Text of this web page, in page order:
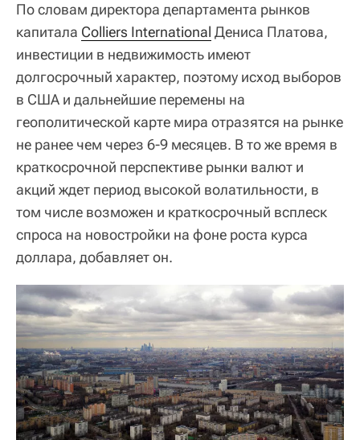
По словам директора департамента рынков
капитала Colliers International Дениса Платова,
инвестиции в недвижимость имеют
долгосрочный характер, поэтому исход выборов
в США и дальнейшие перемены на
геополитической карте мира отразятся на рынке
не ранее чем через 6-9 месяцев. В то же время в
краткосрочной перспективе рынки валют и
акций ждет период высокой волатильности, в
том числе возможен и краткосрочный всплеск
спроса на новостройки на фоне роста курса
доллара, добавляет он.